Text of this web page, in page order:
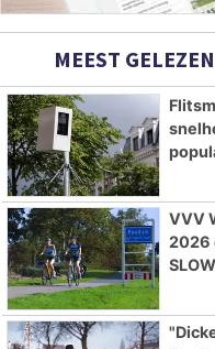
MEEST GELEZEN
VVV
2026